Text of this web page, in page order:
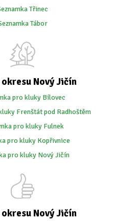
Třinec
Tábor
Nový Jičín
pro kluky Bílovec
Frenštát pod Radhoštěm
pro kluky Fulnek
pro kluky Kopřivnice
pro kluky Nový Jičín
Nový Jičín